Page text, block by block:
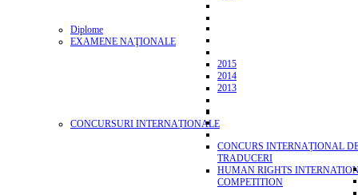
Diplome
EXAMENE NAŢIONALE
2015
2014
2013
CONCURSURI INTERNAȚIONALE
CONCURS INTERNAȚIONAL
TRADUCERI
HUMAN RIGHTS
COMPETITION